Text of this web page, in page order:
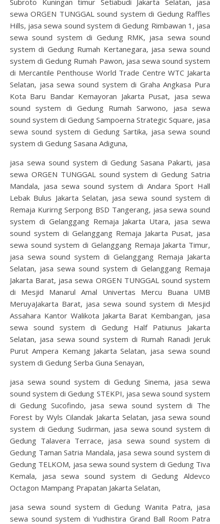
sewa ORGEN TUNGGAL sound system di Gedung Raffles
Hills, jasa sewa sound system di Gedung Rimbawan 1, jasa
sewa sound system di Gedung RMK, jasa sewa sound
system di Gedung Rumah Kertanegara, jasa sewa sound
system di Gedung Rumah Pawon, jasa sewa sound system
di Mercantile Penthouse World Trade Centre WTC Jakarta
Selatan, jasa sewa sound system di Graha Angkasa Pura
Kota Baru Bandar Kemayoran Jakarta Pusat, jasa sewa
sound system di Gedung Rumah Sarwono, jasa sewa
sound system di Gedung Sampoerna Strategic Square, jasa
sewa sound system di Gedung Sartika, jasa sewa sound
system di Gedung Sasana Adiguna,
jasa sewa sound system di Gedung Sasana Pakarti, jasa
sewa ORGEN TUNGGAL sound system di Gedung Satria
Mandala, jasa sewa sound system di Andara Sport Hall
Lebak Bulus Jakarta Selatan, jasa sewa sound system di
Remaja Kurirng Serpong BSD Tangerang, jasa sewa sound
system di Gelanggang Remaja Jakarta Utara, jasa sewa
sound system di Gelanggang Remaja Jakarta Pusat, jasa
sewa sound system di Gelanggang Remaja Jakarta Timur,
jasa sewa sound system di Gelanggang Remaja Jakarta
Selatan, jasa sewa sound system di Gelanggang Remaja
Jakarta Barat, jasa sewa ORGEN TUNGGAL sound system
di Mesjid Manarul Amal Univertas Mercu Buana UMB
MeruyaJakarta Barat, jasa sewa sound system di Mesjid
Assahara Kantor Walikota Jakarta Barat Kembangan, jasa
sewa sound system di Gedung Half Patiunus Jakarta
Selatan, jasa sewa sound system di Rumah Ranadi Jeruk
Purut Ampera Kemang Jakarta Selatan, jasa sewa sound
system di Gedung Serba Guna Senayan,
jasa sewa sound system di Gedung Sinema, jasa sewa
sound system di Gedung STEKPI, jasa sewa sound system
di Gedung Sucofindo, jasa sewa sound system di The
Forest by Wyls Cilandak Jakarta Selatan, jasa sewa sound
system di Gedung Sudirman, jasa sewa sound system di
Gedung Talavera Terrace, jasa sewa sound system di
Gedung Taman Satria Mandala, jasa sewa sound system di
Gedung TELKOM, jasa sewa sound system di Gedung Tiva
Kemala, jasa sewa sound system di Gedung Aldevco
Octagon Mampang Prapatan Jakarta Selatan,
jasa sewa sound system di Gedung Wanita Patra, jasa
sewa sound system di Yudhistira Grand Ball Room Patra